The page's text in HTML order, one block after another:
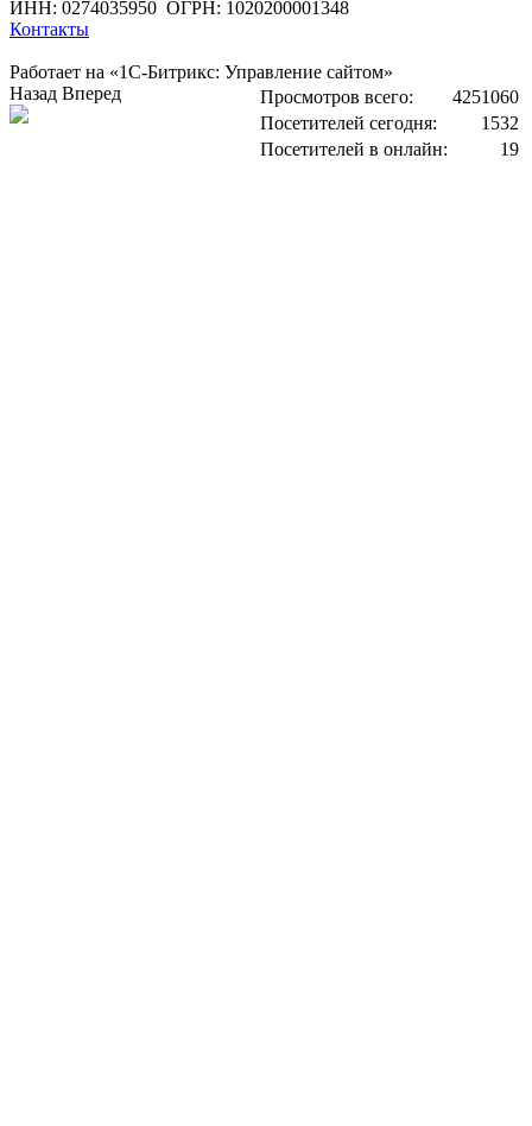
ИНН: 0274035950 ОГРН: 1020200001348
Контакты
Работает на «1С-Битрикс: Управление сайтом»
Просмотров всего:
4251060
Посетителей сегодня:
1532
Посетителей в онлайн:
19
Назад Вперед